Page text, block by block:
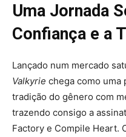
Uma Jornada
Confiança e a
Lançado num mercado
Valkyrie chega como uma
tradição do gênero com
trazendo consigo a
Factory e Compile Heart.